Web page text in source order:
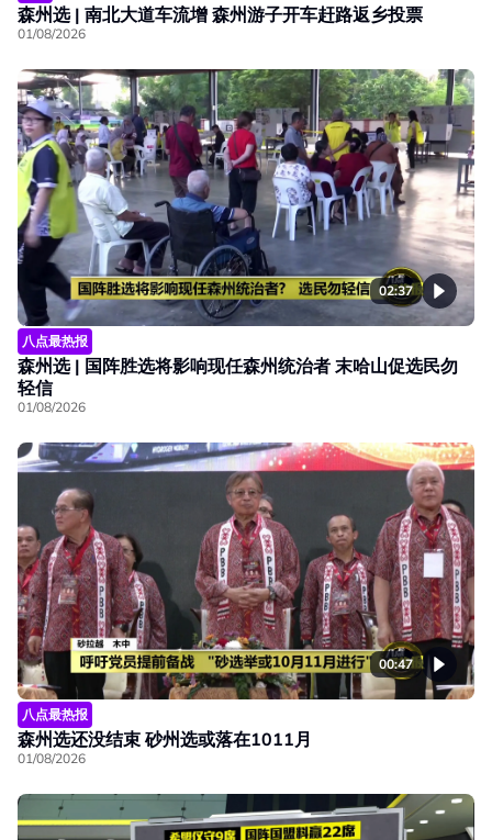
森州选 | 南北大道车流增 森州游子开车赶路返乡投票
01/08/2026
02:37
八点最热报
森州选 | 国阵胜选将影响现任森州统治者 末哈山促选民勿
轻信
01/08/2026
00:47
八点最热报
森州选还没结束 砂州选或落在1011月
01/08/2026